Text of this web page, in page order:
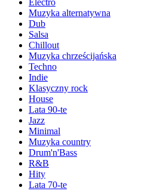
Electro
Muzyka alternatywna
Dub
Salsa
Chillout
Muzyka chrześcijańska
Techno
Indie
Klasyczny rock
House
Lata 90-te
Jazz
Minimal
Muzyka country
Drum'n'Bass
R&B
Hity
Lata 70-te